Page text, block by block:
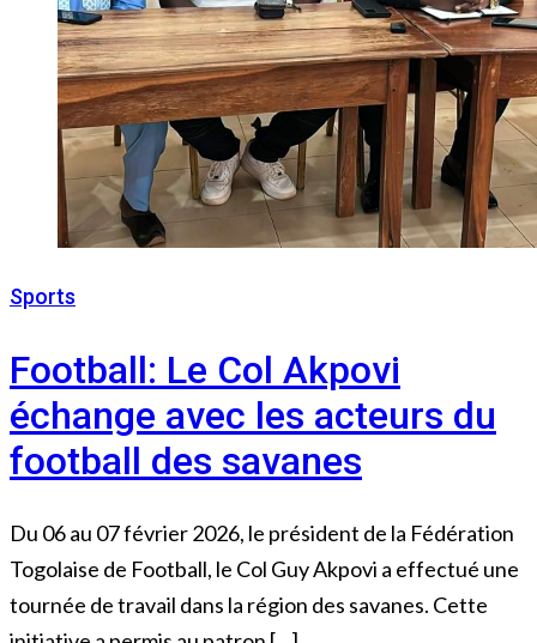
Sports
Football: Le Col Akpovi
échange avec les acteurs du
football des savanes
Du 06 au 07 février 2026, le président de la Fédération
Togolaise de Football, le Col Guy Akpovi a effectué une
tournée de travail dans la région des savanes. Cette